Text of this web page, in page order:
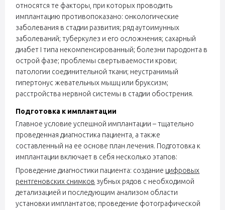
относятся те факторы, при которых проводить
имплантацию противопоказано: онкологические
заболевания в стадии развития; ряд аутоимунных
заболеваний; туберкулез и его осложнения; сахарный
диабет I типа некомпенсированный; болезни пародонта в
острой фазе; проблемы свертываемости крови;
патологии соединительной ткани; неустранимый
гипертонус жевательных мышц или бруксизм;
расстройства нервной системы в стадии обострения.
Подготовка к имплантации
Главное условие успешной имплантации – тщательно
проведенная диагностика пациента, а также
составленный на ее основе план лечения. Подготовка к
имплантации включает в себя несколько этапов:
Проведение диагностики пациента: создание цифровых
рентгеновских снимков зубных рядов с необходимой
детализацией и последующим анализом области
установки имплантатов; проведение фотографической